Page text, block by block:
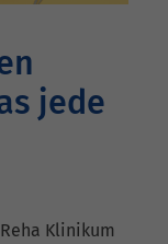
jede
Klinikum